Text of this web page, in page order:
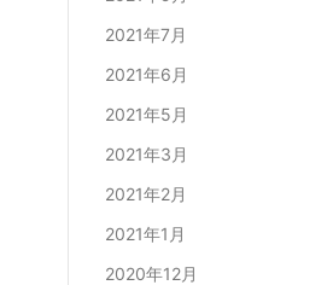
2021年7月
2021年6月
2021年5月
2021年3月
2021年2月
2021年1月
2020年12月